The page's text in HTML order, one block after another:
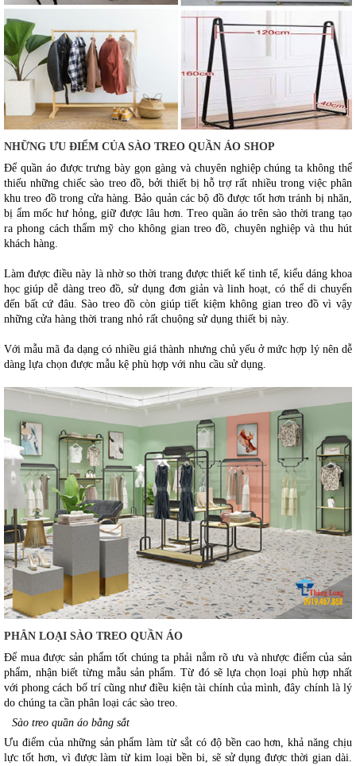
NHỮNG ƯU ĐIỂM CỦA SÀO TREO QUẦN ÁO SHOP
Để quần áo được trưng bày gọn gàng và chuyên nghiệp chúng ta không thể
thiếu những chiếc sào treo đồ, bởi thiết bị hỗ trợ rất nhiều trong việc phân
khu treo đồ trong cửa hàng. Bảo quản các bộ đồ được tốt hơn tránh bị nhăn,
bị ẩm mốc hư hỏng, giữ được lâu hơn. Treo quần áo trên sào thời trang tạo
ra phong cách thẩm mỹ cho không gian treo đồ, chuyên nghiệp và thu hút
khách hàng.
Làm được điều này là nhờ so thời trang được thiết kế tinh tế, kiểu dáng khoa
học giúp dễ dàng treo đồ, sử dụng đơn giản và linh hoạt, có thể di chuyển
đến bất cứ đâu. Sào treo đồ còn giúp tiết kiệm không gian treo đồ vì vậy
những cửa hàng thời trang nhỏ rất chuộng sử dụng thiết bị này.
Với mẫu mã đa dạng có nhiều giá thành nhưng chủ yếu ở mức hợp lý nên dễ
dàng lựa chọn được mẫu kệ phù hợp với nhu cầu sử dụng.
PHÂN LOẠI SÀO TREO QUẦN ÁO
Để mua được sản phẩm tốt chúng ta phải nắm rõ ưu và nhược điểm của sản
phẩm, nhận biết từng mẫu sản phẩm. Từ đó sẽ lựa chọn loại phù hợp nhất
với phong cách bố trí cũng như điều kiện tài chính của mình, đây chính là lý
do chúng ta cần phân loại các sào treo.
Sào treo quần áo bằng sắt
Ưu điểm của những sản phẩm làm từ sắt có độ bền cao hơn, khả năng chịu
lực tốt hơn, vì được làm từ kim loại bền bi, sẽ sử dụng được thời gian dài.